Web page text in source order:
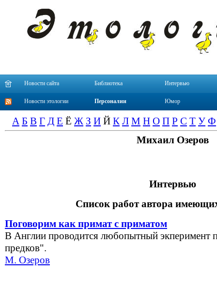
Новости сайта Библиотека Интервью
Новости этологии Персоналии Юмор
А Б В Г Д Е Ё Ж З И Й К Л М Н О П Р С Т У Ф
Михаил Озеров
Интервью
Список работ автора
Поговорим как примат с приматом
В Англии проводится любопытный экперимент
предков".
М. Озеров